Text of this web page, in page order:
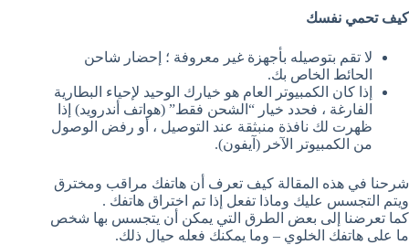
كيف تحمي نفسك
لا تقم بتوصيله بأجهزة غير معروفة ؛ إحضار شاحن
الحائط الخاص بك.
إذا كان الكمبيوتر العام هو خيارك الوحيد لإحياء البطارية
الفارغة ، فحدد خيار “الشحن فقط” (هواتف أندرويد) إذا
ظهرت لك نافذة منبثقة عند التوصيل ، أو رفض الوصول
من الكمبيوتر الآخر (آيفون).
شرحنا في هذه المقالة كيف تعرف أن هاتفك مراقب ومخترق
ويتم التجسس عليك وماذا تفعل إذا تم اختراق هاتفك .
كما تعرضنا إلى بعض الطرق التي يمكن أن يتجسس بها شخص
ما على هاتفك الخلوي – وما يمكنك فعله حيال ذلك.